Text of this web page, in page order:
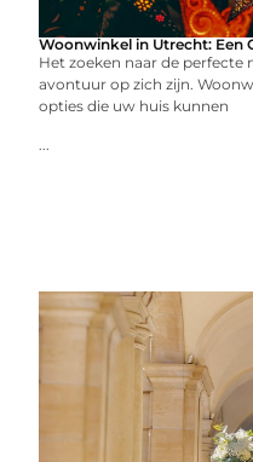
Woonwinkel in Utrecht: Een
Het zoeken naar de perfecte
avontuur op zich zijn.
opties die uw huis kunnen
...